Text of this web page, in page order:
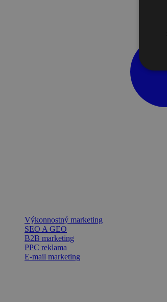
Výkonnostný marketing
SEO A GEO
B2B marketing
PPC reklama
E-mail marketing